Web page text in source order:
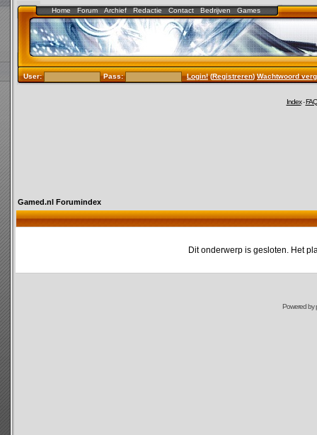
Home Forum Archief Redactie Contact Bedrijven Games
User: Pass: Login!(Registreren)Wachtwoord
Index-FAQ
Gamed.nl Forumindex
Dit onderwerp is gesloten. Het
Powered by